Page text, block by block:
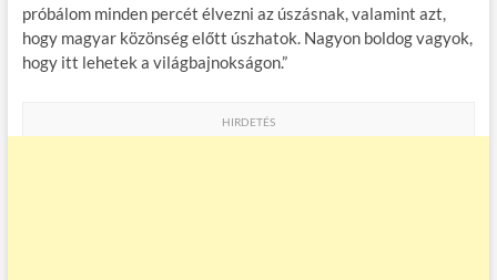
próbálom minden percét élvezni az úszásnak, valamint azt,
hogy magyar közönség előtt úszhatok. Nagyon boldog vagyok,
hogy itt lehetek a világbajnokságon.”
HIRDETÉS